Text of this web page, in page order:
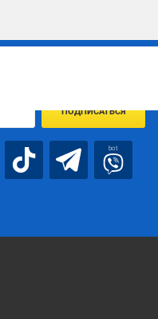
ПОДПИСАТЬСЯ
bot